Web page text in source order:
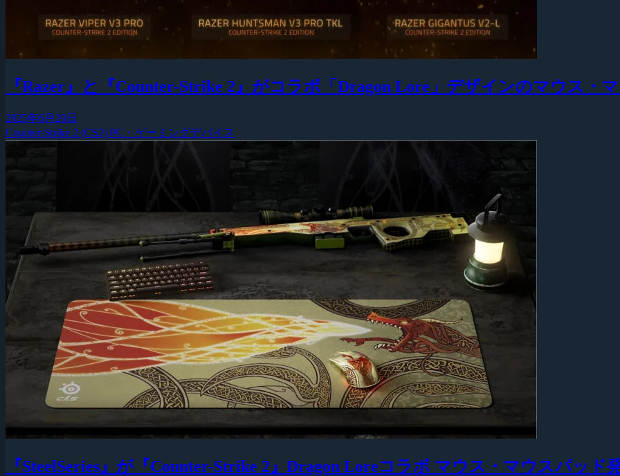
『Razer』と『Counter-Strike 2』がコラボ「Dragon Lore」デザインのマウス・
2025年6月20日
Counter-Strike 2 (CS2) PC・ゲーミングデバイス
『SteelSeries』が『Counter-Strike 2』Dragon Loreコラボ マウス・マウスパッド